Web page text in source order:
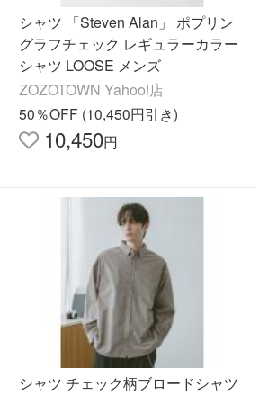
シャツ 「Steven Alan」 ポプリン
グラフチェック レギュラーカラー
シャツ LOOSE メンズ
ZOZOTOWN Yahoo!店
50％OFF (10,450円引き)
10,450円
シャツ チェック柄ブロードシャツ